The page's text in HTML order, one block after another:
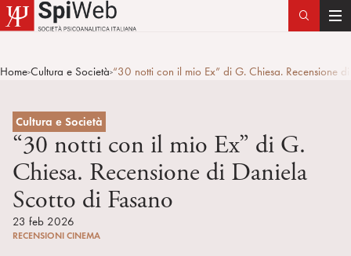
T
g
Home>Cultura e Società>“30 notti con il mio Ex” di G. Chiesa. Recensione
Cultura e Società
“30 notti con il mio Ex” di G.
Chiesa. Recensione di Daniela
Scotto di Fasano
23 feb 2026
RECENSIONI CINEMA